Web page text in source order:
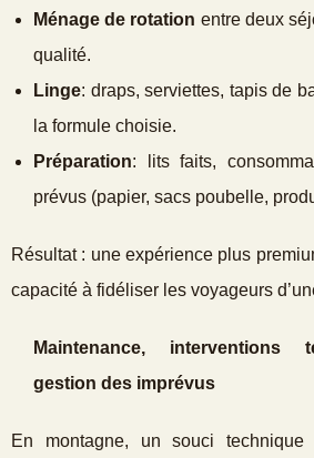
Ménage de rotation entre deux
qualité.
Linge: draps, serviettes, tapis de
la formule choisie.
Préparation: lits faits,
prévus (papier, sacs poubelle,
Résultat : une expérience plus
capacité à fidéliser les voyageurs
Maintenance, interventions
gestion des imprévus
En montagne, un souci